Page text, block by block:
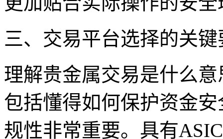
三、交易平台选择的关键
理解贵金属交易是什么
包括懂得如何保护资金
规性非常重要。具有